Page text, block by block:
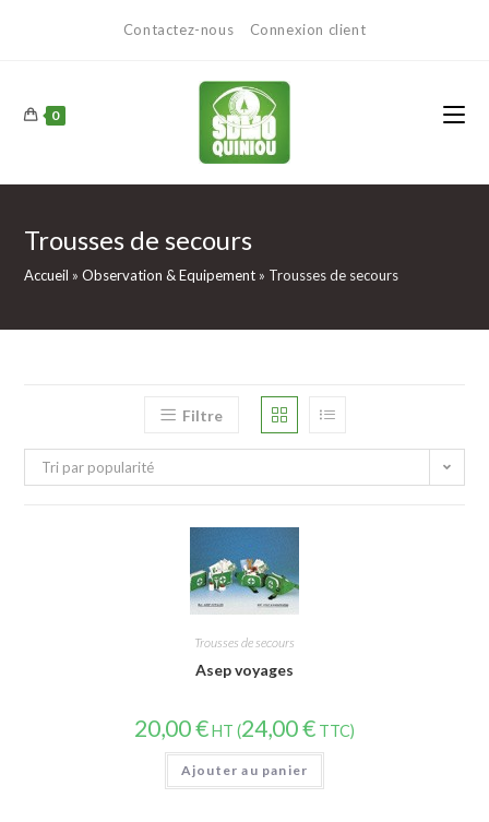
Contactez-nous Connexion client
0
Trousses de secours
Accueil »Observation & Equipement » Trousses de secours
Filtre
Tri par popularité
Trousses de secours
Asep voyages
20,00€HT (24,00€ TTC)
Ajouter au panier